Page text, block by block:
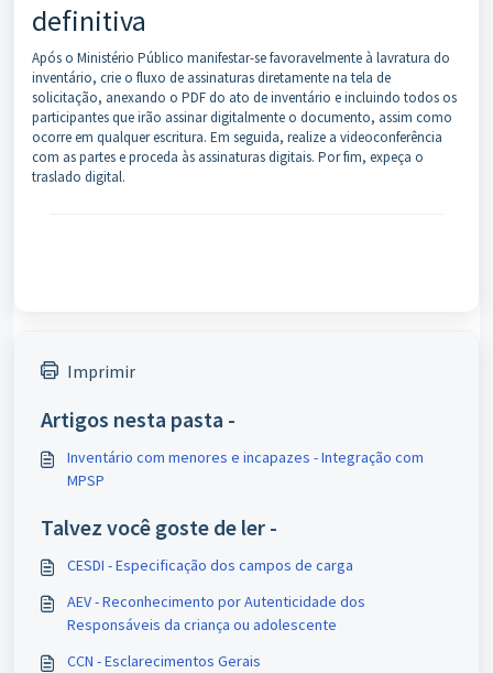
definitiva
Após o Ministério Público manifestar-se favoravelmente à lavratura do
inventário, crie o fluxo de assinaturas diretamente na tela de
solicitação, anexando o PDF do ato de inventário e incluindo todos os
participantes que irão assinar digitalmente o documento, assim como
ocorre em qualquer escritura. Em seguida, realize a videoconferência
com as partes e proceda às assinaturas digitais. Por fim, expeça o
traslado digital.
Imprimir
Artigos nesta pasta -
Inventário com menores e incapazes - Integração com
MPSP
Talvez você goste de ler -
CESDI - Especificação dos campos de carga
AEV - Reconhecimento por Autenticidade dos
Responsáveis da criança ou adolescente
CCN - Esclarecimentos Gerais